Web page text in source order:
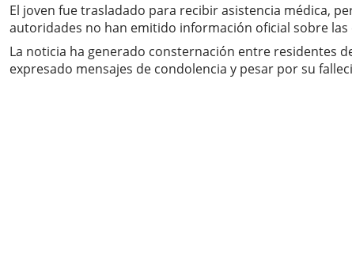
El joven fue trasladado para recibir asistencia médica,
autoridades no han emitido información oficial sobre
La noticia ha generado consternación entre residentes
expresado mensajes de condolencia y pesar por su